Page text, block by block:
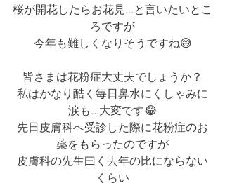
桜が開花したらお花見...と言いたいとこ
ろですが
今年も難しくなりそうですね😅
皆さまは花粉症大丈夫でしょうか？
私はかなり酷く毎日鼻水にくしゃみに
涙も...大変です😂
先日皮膚科へ受診した際に花粉症のお
薬をもらったのですが
皮膚科の先生曰く去年の比にならない
くらい